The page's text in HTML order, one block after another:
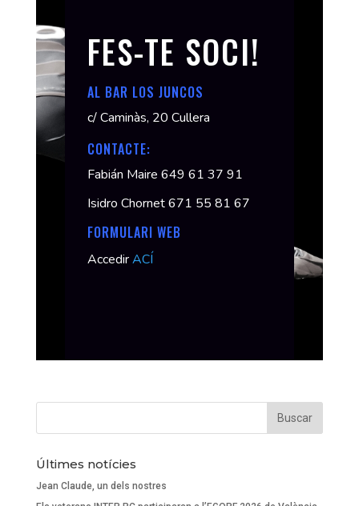
FES-TE SOCI!
AL BAR LOS JUNCOS
c/ Caminàs, 20 Cullera
CONTACTE:
Fabián Maire 649 61 37 91
Isidro Chornet 671 55 81 67
FORMULARI WEB
AccedirACÍ
Últimes notícies
Jean Claude, un dels nostres